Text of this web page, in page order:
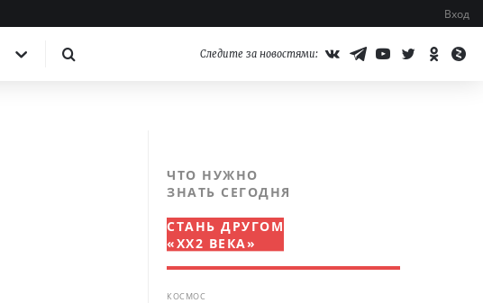
Вход
Следите за новостями:
ЧТО НУЖНО
ЗНАТЬ СЕГОДНЯ
СТАНЬ ДРУГОМ
«XX2 ВЕКА»
КОСМОС